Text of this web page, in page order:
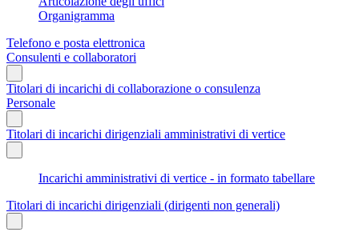
Organigramma
Telefono e posta elettronica
Consulenti e collaboratori
Titolari di incarichi di collaborazione o consulenza
Personale
Titolari di incarichi dirigenziali amministrativi di vertice
Incarichi amministrativi di vertice - in formato tabellare
Titolari di incarichi dirigenziali (dirigenti non generali)